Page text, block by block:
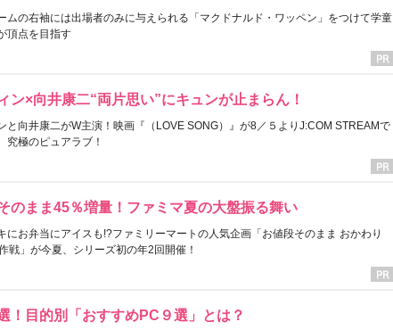
ムの右袖には出場者のみに与えられる「マクドナルド・ワッペン」をつけて学童
頂点を目指す
ン×向井康二“両片思い”にキュンが止まらん！
と向井康二がW主演！映画『（LOVE SONG）』が8／５よりJ:COM STREAMで
究極のピュアラブ！
のまま45％増量！ファミマ夏の大盤振る舞い
にお弁当にアイスも!?ファミリーマートの人気企画「お値段そのまま おかわり
戦」が今夏、シリーズ初の年2回開催！
！目的別「おすすめPC９選」とは？